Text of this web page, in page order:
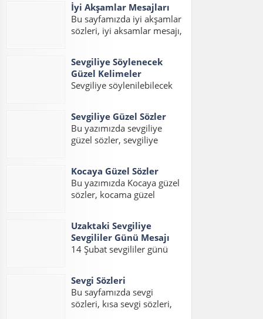
İyi Akşamlar Mesajları
Bu sayfamızda iyi akşamlar
sözleri, iyi aksamlar mesajı,
akşamlar mesajı, en güzel
iyi akşamlar mesajı
yazılarını bulabilirsiniz.
çocuk oyuna doymazmış....
Sevgiliye Söylenecek
Güzel Kelimeler
Sevgiliye söylenilebilecek
içerisinde sevgiliye
söylenecek en güzel
kelimeler, erkek sevgiliye
sevgiliye söylenecek güzel
aşk kelimelerini
okuyabilirsiniz. Sevgiliye
Söylenecek En Güzel...
Sevgiliye Güzel Sözler
Bu yazımızda sevgiliye
güzel sözler, sevgiliye
sözler kısa, sevgiliye kısa
sözler, sevgiliye aşk sözleri
konulu bir yazı hazırladık.
sözler,sevgiliye güzel...
Kocaya Güzel Sözler
Bu yazımızda Kocaya güzel
sözler, kocama güzel
güzel mesajlar, kocama
mesaj konuları üzerinde bir
sayfa hazırladık. İnsanların
birisidir iyi...
Uzaktaki Sevgiliye
Sevgililer Günü Mesajı
14 Şubat sevgililer günü
sevgililer günü mesajları
hazırladık. Gurbetteki
Sevgiliye Sevgililer Günü
Sevgi Sözleri
Bu sayfamızda sevgi
sözleri, kısa sevgi sözleri,